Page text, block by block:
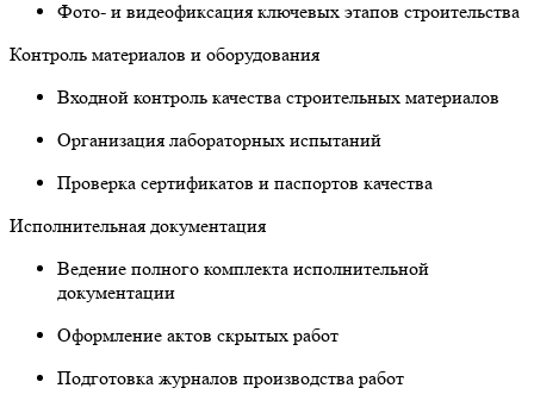
Фото- и видеофиксация ключевых этапов строительства
Контроль материалов и оборудования
Входной контроль качества строительных материалов
Организация лабораторных испытаний
Проверка сертификатов и паспортов качества
Исполнительная документация
Ведение полного комплекта исполнительной
документации
Оформление актов скрытых работ
Подготовка журналов производства работ